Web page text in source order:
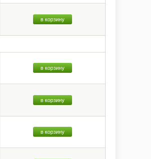
в корзину
в корзину
в корзину
в корзину